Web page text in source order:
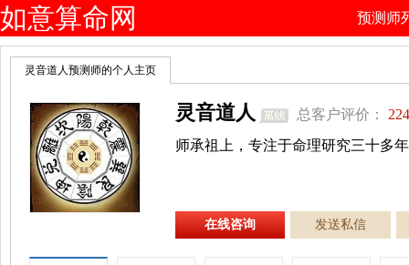
如意算命网 预测师
灵音道人预测师的个人主页
灵音道人 总客户评价：
师承祖上，专注于命理研究三十多
在线咨询 发送私信